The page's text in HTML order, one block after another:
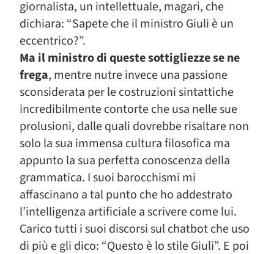
giornalista, un intellettuale, magari, che
dichiara: “Sapete che il ministro Giuli è un
eccentrico?”.
Ma il ministro di queste sottigliezze se ne
frega, mentre nutre invece una passione
sconsiderata per le costruzioni sintattiche
incredibilmente contorte che usa nelle sue
prolusioni, dalle quali dovrebbe risaltare non
solo la sua immensa cultura filosofica ma
appunto la sua perfetta conoscenza della
grammatica. I suoi barocchismi mi
affascinano a tal punto che ho addestrato
l’intelligenza artificiale a scrivere come lui.
Carico tutti i suoi discorsi sul chatbot che uso
di più e gli dico: “Questo è lo stile Giuli”. E poi